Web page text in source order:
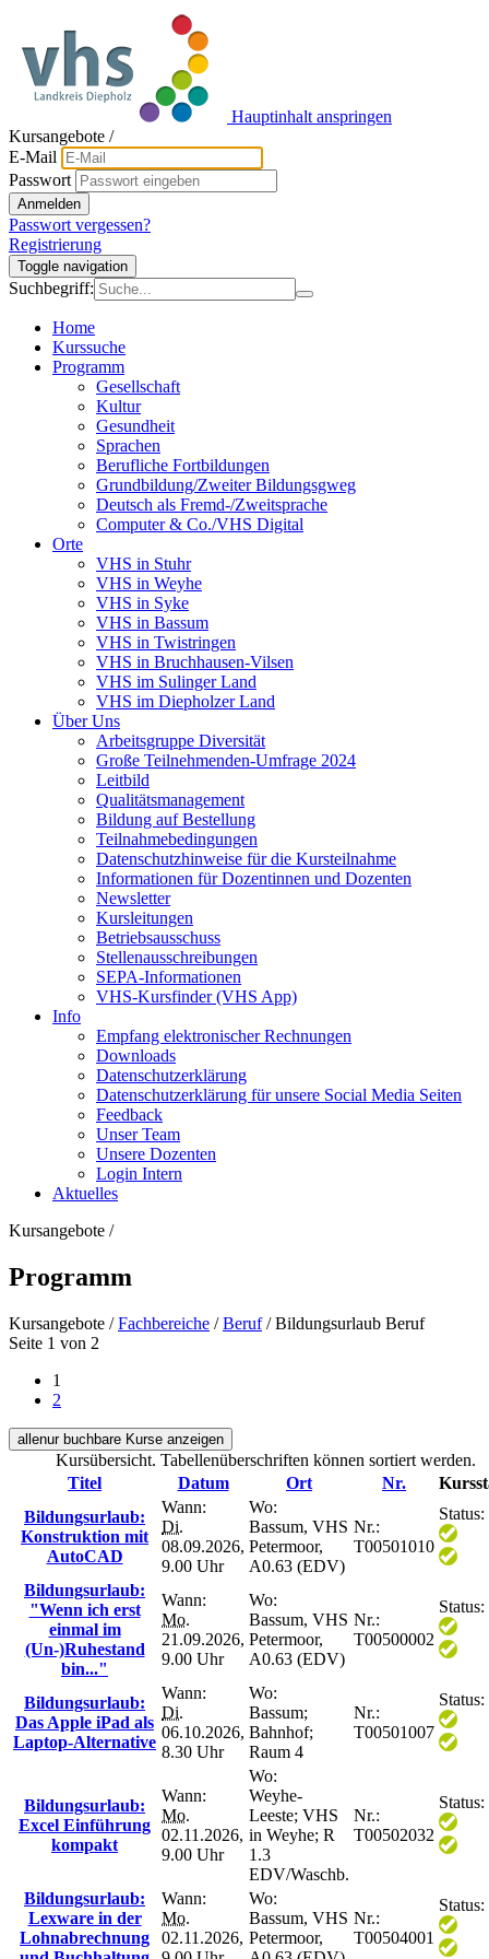
Hauptinhalt anspringen
Kursangebote /
E-Mail
Passwort
Anmelden
Passwort vergessen?
Registrierung
Toggle navigation
Suchbegriff:
Home
Kurssuche
Programm
Gesellschaft
Kultur
Gesundheit
Sprachen
Berufliche Fortbildungen
Grundbildung/Zweiter Bildungsgweg
Deutsch als Fremd-/Zweitsprache
Computer & Co./VHS Digital
Orte
VHS in Stuhr
VHS in Weyhe
VHS in Syke
VHS in Bassum
VHS in Twistringen
VHS in Bruchhausen-Vilsen
VHS im Sulinger Land
VHS im Diepholzer Land
Über Uns
Arbeitsgruppe Diversität
Große Teilnehmenden-Umfrage 2024
Leitbild
Qualitätsmanagement
Bildung auf Bestellung
Teilnahmebedingungen
Datenschutzhinweise für die Kursteilnahme
Informationen für Dozentinnen und Dozenten
Newsletter
Kursleitungen
Betriebsausschuss
Stellenausschreibungen
SEPA-Informationen
VHS-Kursfinder (VHS App)
Info
Empfang elektronischer Rechnungen
Downloads
Datenschutzerklärung
Datenschutzerklärung für unsere Social Media Seiten
Feedback
Unser Team
Unsere Dozenten
Login Intern
Aktuelles
Kursangebote /
Programm
Kursangebote /Fachbereiche /Beruf /Bildungsurlaub Beruf
Seite 1 von 2
1
2
allenur buchbare Kurse anzeigen
Kursübersicht. Tabellenüberschriften können sortiert werden.
Titel
Datum Ort Nr.
Bildungsurlaub:
Konstruktion mit
AutoCAD
Wann:
Di.
08.09.2026,
9.00 Uhr
Wo:
Bassum, VHS
Petermoor,
A0.63 (EDV)
Nr.:
T00501010
Status:
Bildungsurlaub:
"Wenn ich erst
einmal im
(Un-)Ruhestand
bin..."
Wann:
Mo.
21.09.2026,
9.00 Uhr
Wo:
Bassum, VHS
Petermoor,
A0.63 (EDV)
Nr.:
T00500002
Status:
Bildungsurlaub:
Das Apple iPad als
Laptop-Alternative
Wann:
Di.
06.10.2026,
8.30 Uhr
Wo:
Bassum;
Bahnhof;
Raum 4
Nr.:
T00501007
Status:
Bildungsurlaub:
Excel Einführung
kompakt
Wann:
Mo.
02.11.2026,
9.00 Uhr
Wo:
Weyhe-
Leeste; VHS
in Weyhe; R
1.3
EDV/Waschb.
Nr.:
T00502032
Status:
Bildungsurlaub:
Lexware in der
Lohnabrechnung
Wann:
Mo.
02.11.2026,
Wo:
Bassum, VHS
Petermoor,
Nr.:
T00504001
Status: